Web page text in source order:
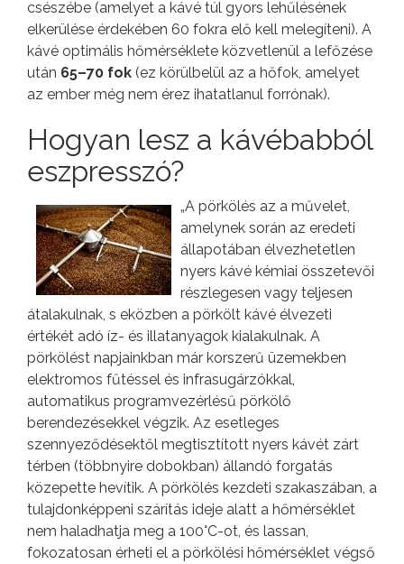
csészébe (amelyet a kávé túl gyors lehűlésének
elkerülése érdekében 60 fokra elő kell melegíteni). A
kávé optimális hőmérséklete közvetlenül a lefőzése
után 65–70 fok (ez körülbelül az a hőfok, amelyet
az ember még nem érez ihatatlanul forrónak).
Hogyan lesz a kávébabból
eszpresszó?
„A pörkölés az a művelet,
amelynek során az eredeti
állapotában élvezhetetlen
nyers kávé kémiai összetevői
részlegesen vagy teljesen
átalakulnak, s eközben a pörkölt kávé élvezeti
értékét adó íz- és illatanyagok kialakulnak. A
pörkölést napjainkban már korszerű üzemekben
elektromos fűtéssel és infrasugárzókkal,
automatikus programvezérlésű pörkölő
berendezésekkel végzik. Az esetleges
szennyeződésektől megtisztított nyers kávét zárt
térben (többnyire dobokban) állandó forgatás
közepette hevítik. A pörkölés kezdeti szakaszában, a
tulajdonképpeni szárítás ideje alatt a hőmérséklet
nem haladhatja meg a 100°C-ot, és lassan,
fokozatosan érheti el a pörkölési hőmérséklet végső